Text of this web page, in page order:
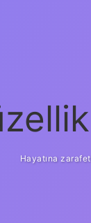
Hayatına